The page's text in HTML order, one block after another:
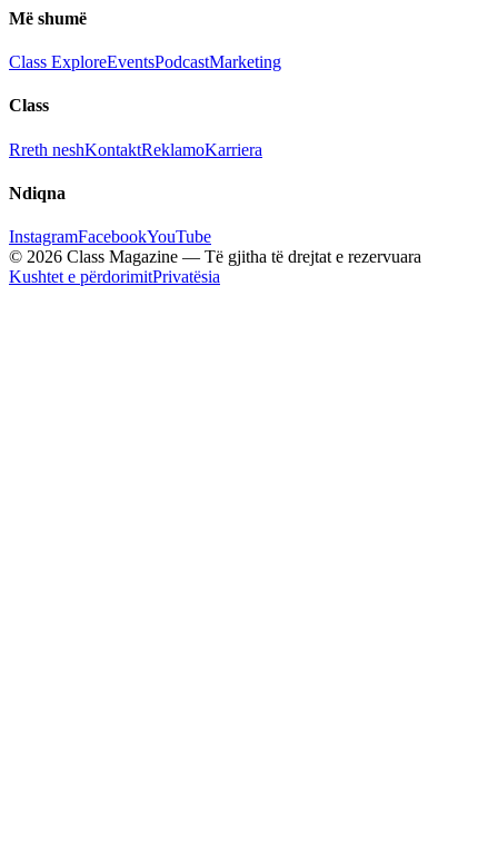
Më shumë
Class ExploreEventsPodcastMarketing
Class
Rreth neshKontaktReklamoKarriera
Ndiqna
InstagramFacebookYouTube
© 2026 Class Magazine — Të gjitha të drejtat e rezervuara
Kushtet e përdorimitPrivatësia